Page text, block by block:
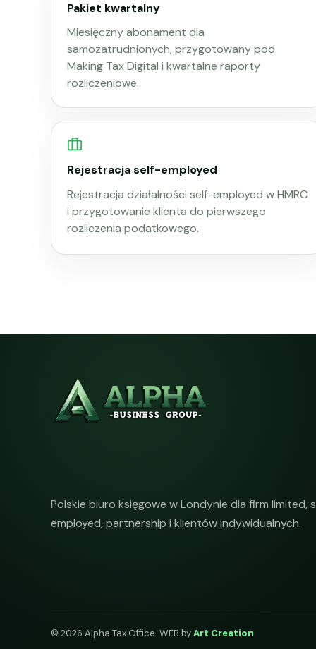
Pakiet kwartalny
Miesięczny abonament dla
samozatrudnionych, przygotowany pod
Making Tax Digital i kwartalne raporty
rozliczeniowe.
Rejestracja self-employed
Rejestracja działalności self-employed w HMRC
i przygotowanie klienta do pierwszego
rozliczenia podatkowego.
Polskie biuro księgowe w Londynie dla firm limited,
employed, partnership i klientów indywidualnych.
© 2026 Alpha Tax Office. WEB byArt Creation